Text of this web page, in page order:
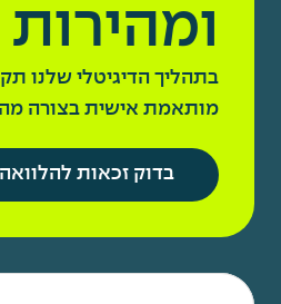
ומהירות
בתהליך הדיגיטלי שלנו
מותאמת אישית בצורה
בדוק זכאות להלוואה